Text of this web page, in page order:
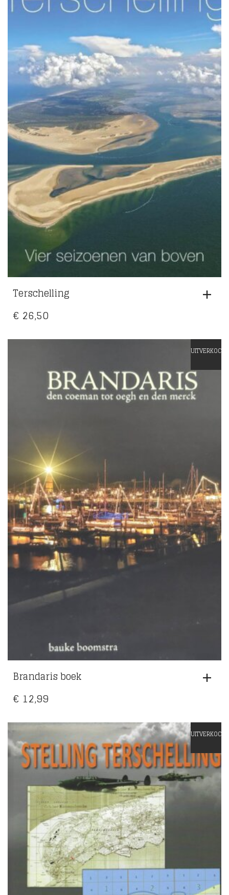
Terschelling
€ 26,50
UITVERKOCHT
Brandaris boek
€ 12,99
UITVERKOCHT